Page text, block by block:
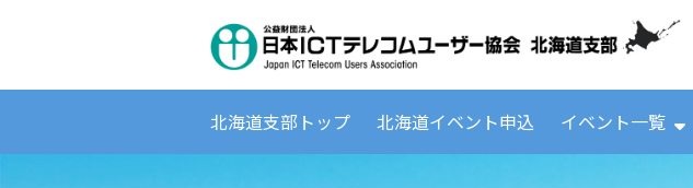
北海道支部トップ 北海道イベント申込 イベント一覧